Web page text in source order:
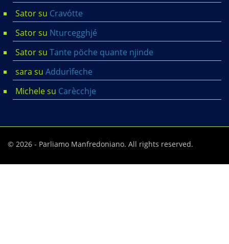
Satorsu Cravótte
Satorsu Nturcegghjé
Satorsu Tante pöche quante njinde
sara su Addurìfeche
Michelesu Carècchje
© 2026 - Parliamo Manfredoniano. All rights reserved.